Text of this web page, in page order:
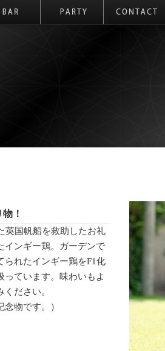
！
英国帆船を救助したお礼
インギー鶏。ガーデンで
られたインギー鶏をF1化
っています。味わいもよ
ださい。
念物です。）